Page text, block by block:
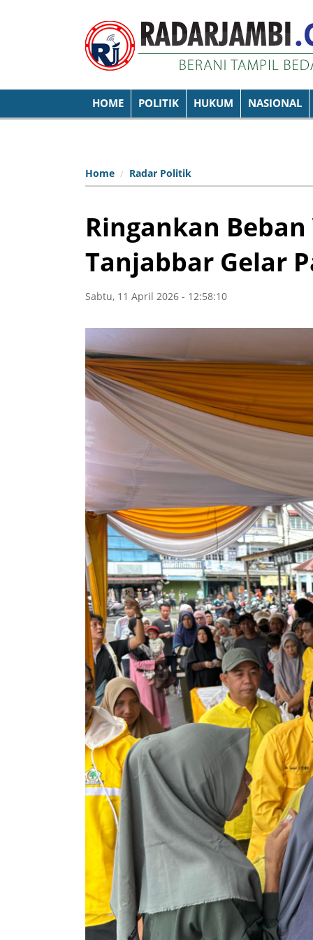
HOME POLITIK HUKUM NASIONAL
Home Radar Politik
Ringankan
Tanjabbar Gelar
Sabtu, 11 April 2026 - 12:58:10